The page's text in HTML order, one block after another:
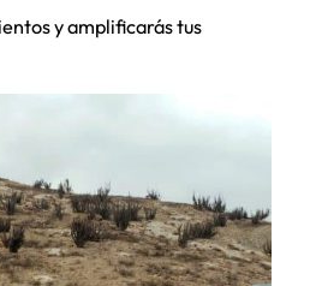
y amplificarás tus